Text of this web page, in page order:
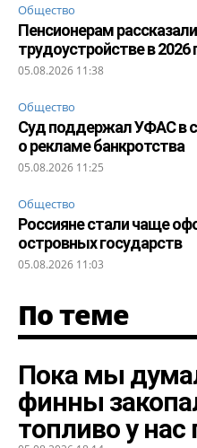
Общество
Пенсионерам
трудоустройстве в 2026
05.08.2026 11:38
Общество
Суд поддержал УФАС в
о рекламе банкротства
05.08.2026 11:25
Общество
Россияне стали чаще
островных государств
05.08.2026 11:03
По теме
Пока мы
финны
топливо у